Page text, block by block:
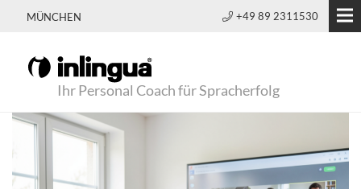
MÜNCHEN +49 89 2311530
Ihr Personal Coach für Spracherfolg